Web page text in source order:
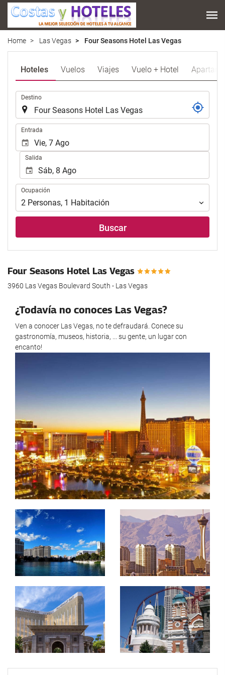
Home Las Vegas Four Seasons Hotel Las Vegas
Hoteles Vuelos Viajes Vuelo + Hotel
Introduzca
lugar
de
destino
en
que
realizar
búsqueda
de
Destino
Introduzca
las
fechas
inicio
fin
para
realizar
Entrada
Salida
Ocupación
Ocupación
2 Personas, 1 Habitación
Buscar
Four Seasons Hotel Las Vegas
3960 Las Vegas Boulevard South - Las Vegas
¿Todavía no conoces Las Vegas?
Ven a conocer Las Vegas, no te defraudará. Conece su
gastronomía, museos, historia, ... su gente, un lugar con
encanto!